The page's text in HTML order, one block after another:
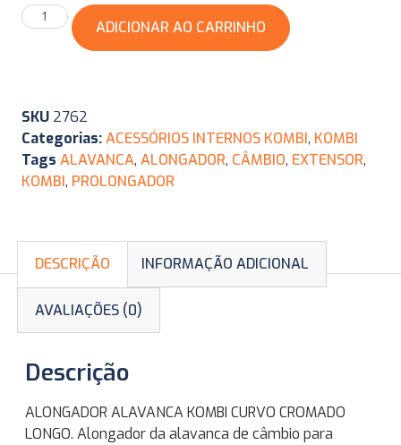
ADICIONAR AO CARRINHO
SKU 2762
Categorias:ACESSÓRIOS INTERNOS KOMBI, KOMBI
Tags ALAVANCA, ALONGADOR, CÂMBIO, EXTENSOR,
KOMBI, PROLONGADOR
DESCRIÇÃO INFORMAÇÃO ADICIONAL
AVALIAÇÕES (0)
Descrição
ALONGADOR ALAVANCA KOMBI CURVO CROMADO
LONGO. Alongador da alavanca de câmbio para